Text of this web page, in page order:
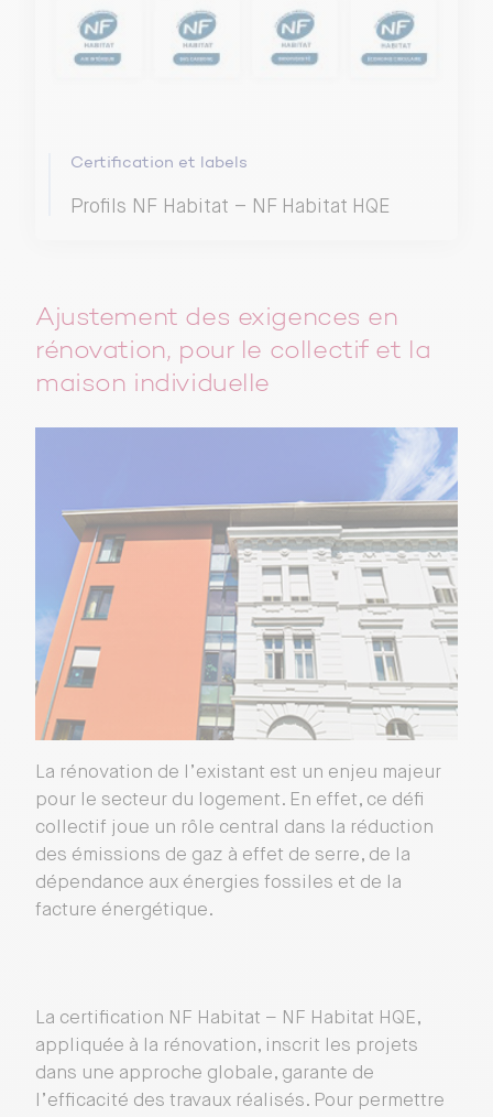
Certification et labels
Profils NF Habitat – NF Habitat HQE
Ajustement des exigences en
rénovation, pour le collectif et la
maison individuelle
La rénovation de l’existant est un enjeu majeur
pour le secteur du logement. En effet, ce défi
collectif joue un rôle central dans la réduction
des émissions de gaz à effet de serre, de la
dépendance aux énergies fossiles et de la
facture énergétique.
La certification NF Habitat – NF Habitat HQE,
appliquée à la rénovation, inscrit les projets
dans une approche globale, garante de
l’efficacité des travaux réalisés. Pour permettre